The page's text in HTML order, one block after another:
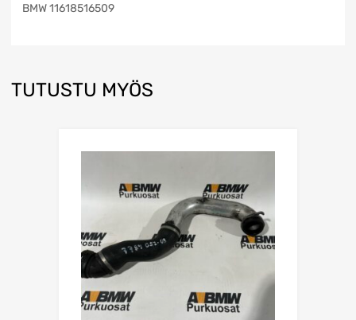
BMW 11618516509
TUTUSTU MYÖS